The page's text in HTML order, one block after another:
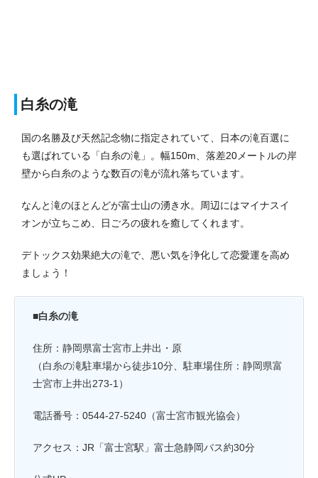
白糸の滝
国の名勝及び天然記念物に指定されていて、日本の滝百選に
も選ばれている「白糸の滝」。幅150m、落差20メートルの岸
壁から白糸のような数百の滝が流れ落ちています。
なんと滝のほとんどが富士山の湧き水。周辺にはマイナスイ
オンが立ちこめ、日ごろの疲れを癒してくれます。
デトックス効果絶大の滝で、悪い気を浄化して恋愛運を高め
ましょう！
■白糸の滝
住所：静岡県富士宮市上井出・原
（白糸の滝駐車場から徒歩10分、駐車場住所：静岡県富
士宮市上井出273-1）
電話番号：0544-27-5240（富士宮市観光協会）
アクセス：JR「富士宮駅」富士急静岡バス約30分